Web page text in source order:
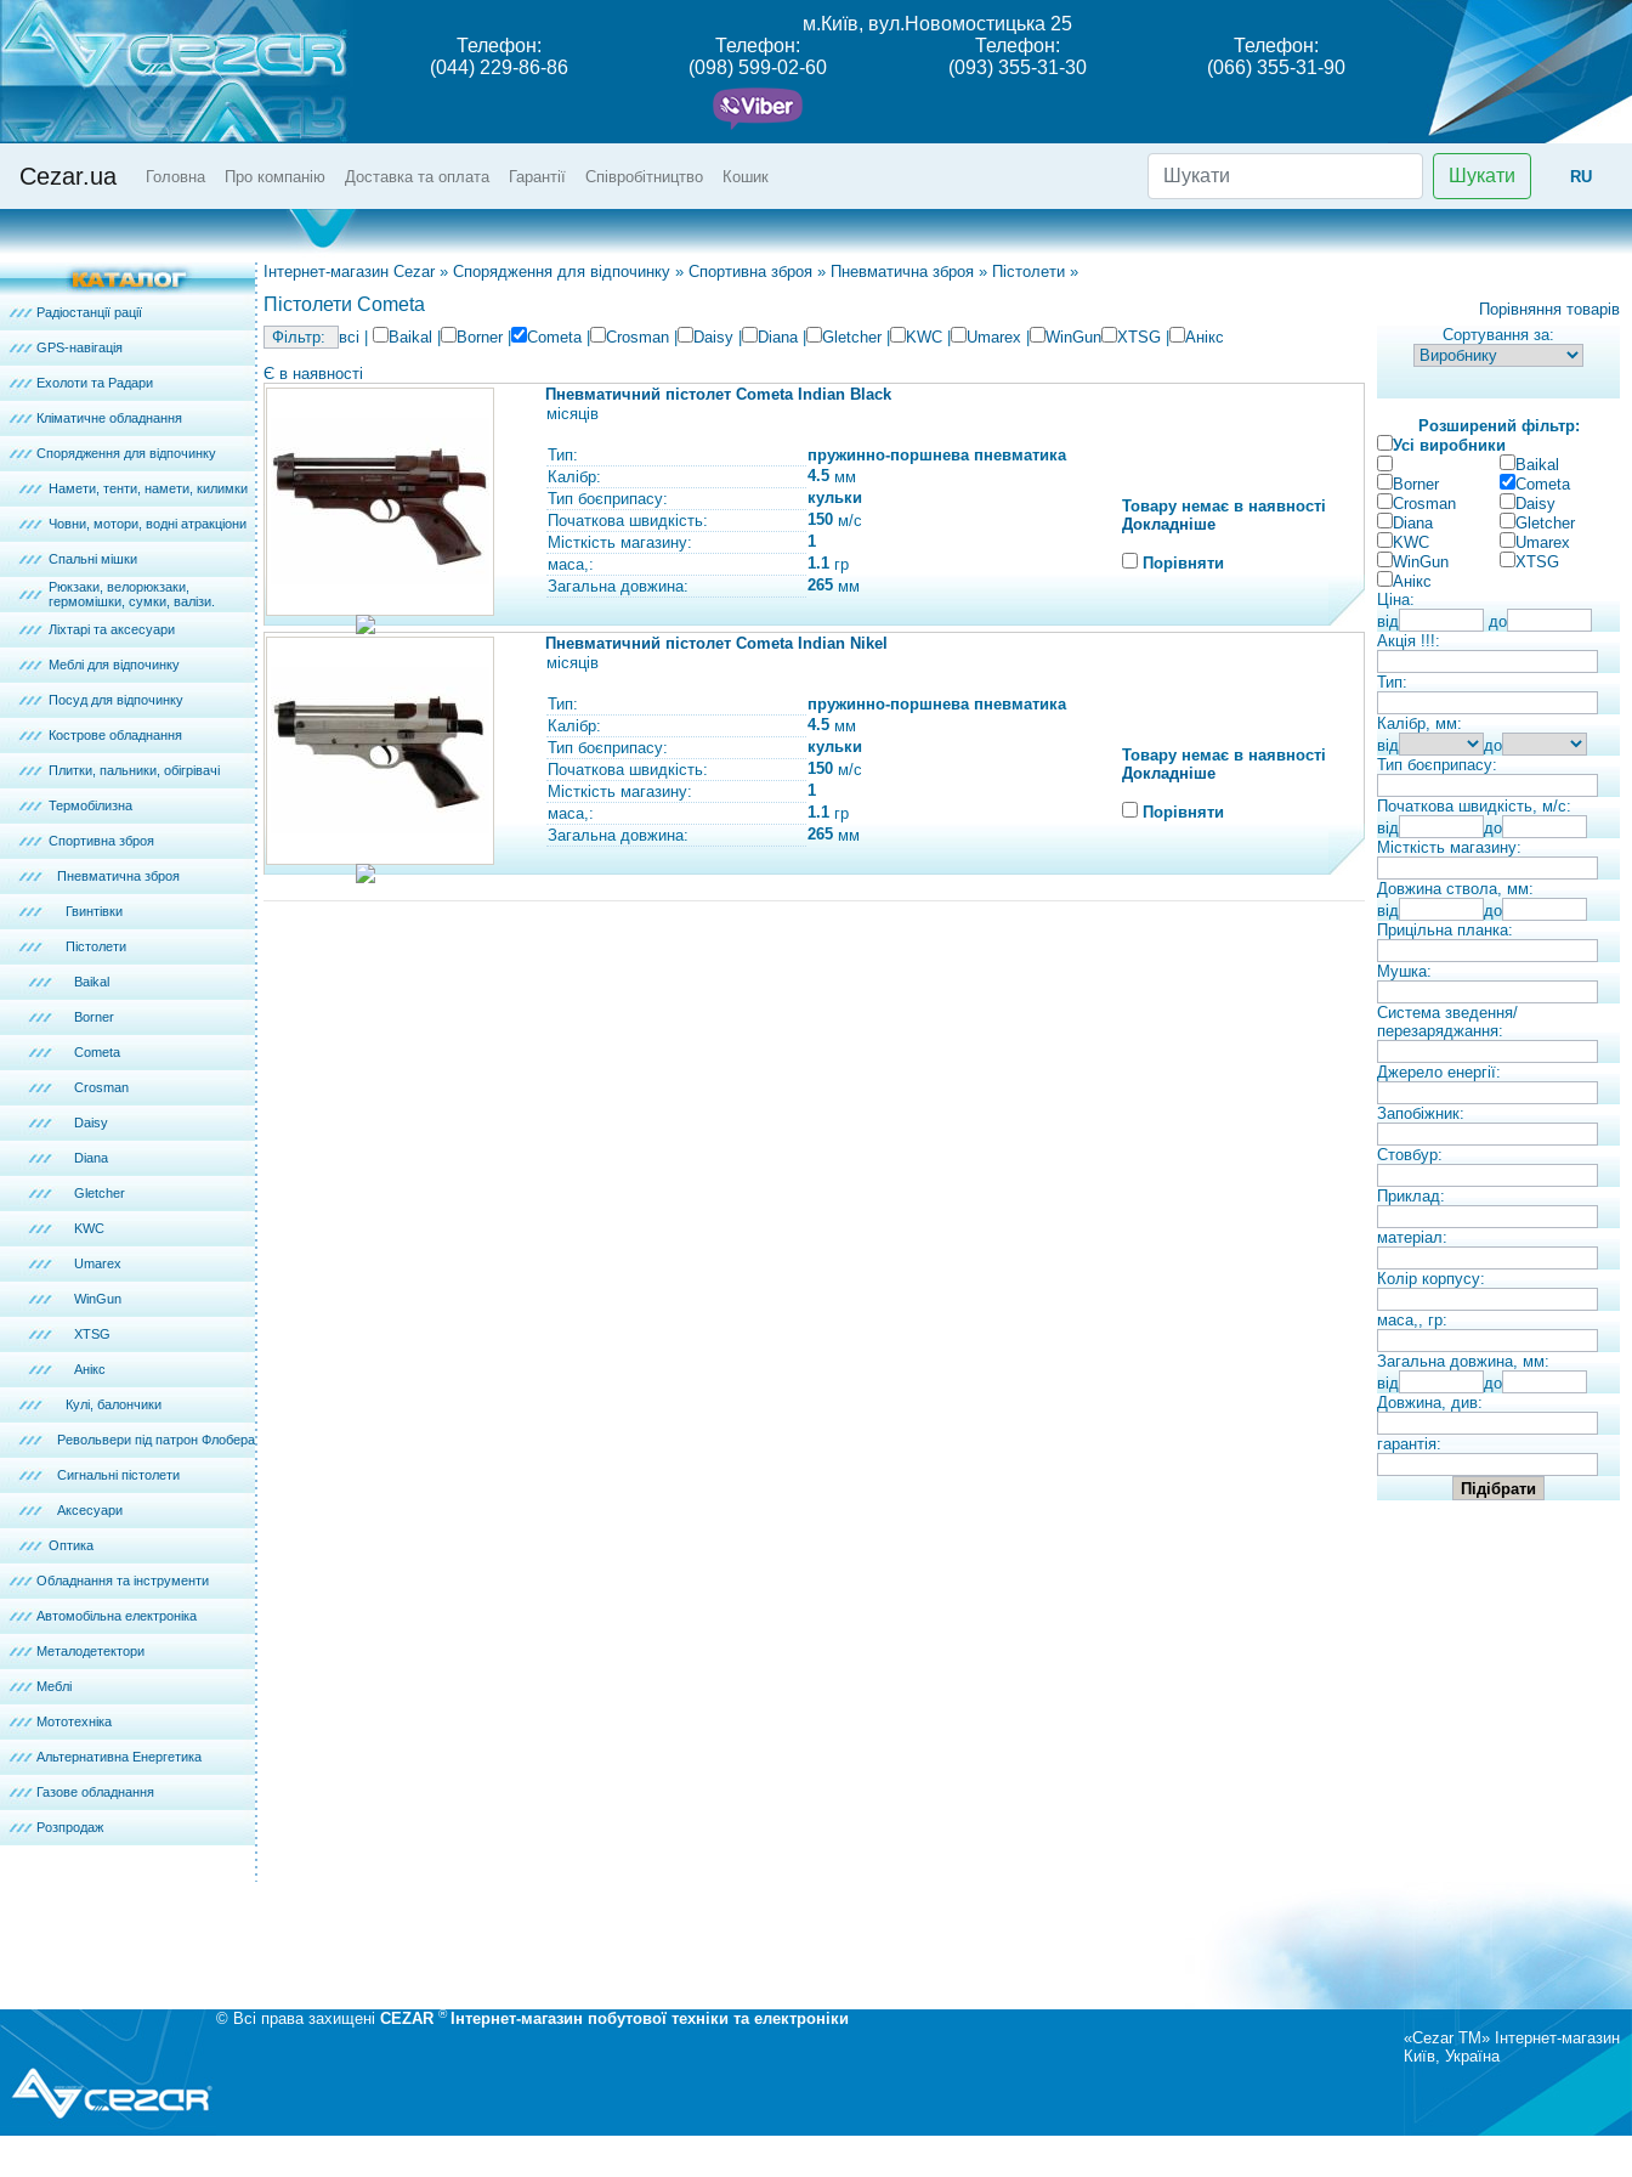
м.Київ, вул.Новомостицька 25
Телефон:
(044) 229-86-86
Телефон:
(098) 599-02-60
Телефон:
(093) 355-31-30
Телефон:
(066) 355-31-90
Cezar.ua Головна Про компанію Доставка та оплата Гарантії Співробітництво Кошик Шукати RU
Радіостанції рації
GPS-навігація
Ехолоти та Радари
Кліматичне обладнання
Спорядження для відпочинку
Намети, тенти, намети, килимки
Човни, мотори, водні атракціони
Спальні мішки
Рюкзаки, велорюкзаки,
гермомішки, сумки, валізи.
Ліхтарі та аксесуари
Меблі для відпочинку
Посуд для відпочинку
Кострове обладнання
Плитки, пальники, обігрівачі
Термобілизна
Спортивна зброя
Пневматична зброя
Гвинтівки
Пістолети
Baikal
Borner
Cometa
Crosman
Daisy
Diana
Gletcher
KWC
Umarex
WinGun
XTSG
Анікс
Кулі, балончики
Револьвери під патрон Флобера
Сигнальні пістолети
Аксесуари
Оптика
Обладнання та інструменти
Автомобільна електроніка
Металодетектори
Меблі
Мототехніка
Альтернативна Енергетика
Газове обладнання
Розпродаж
Інтернет-магазин Cezar » Спорядження для відпочинку » Спортивна зброя » Пневматична зброя » Пістолети »
Пістолети Cometa
Порівняння товарів
всі
Baikal Borner| Cometa| Crosman Daisy Diana| Gletcher| KWC Umarex WinGun XTSG
Анікс
Є в наявності
Пневматичний пістолет Cometa Indian Black
місяців
Тип:
пружинно-поршнева пневматика
Калібр:
4.5 мм
Тип боєприпасу:
кульки
Початкова швидкість:
150 м/с
Місткість магазину:
1
маса,:
1.1 гр
Загальна довжина:
265 мм
Товару немає в наявності
Докладніше
Порівняти
Пневматичний пістолет Cometa Indian Nikel
місяців
Тип:
пружинно-поршнева пневматика
Калібр:
4.5 мм
Тип боєприпасу:
кульки
Початкова швидкість:
150 м/с
Місткість магазину:
1
маса,:
1.1 гр
Загальна довжина:
265 мм
Товару немає в наявності
Докладніше
Порівняти
Сортування за:
Розширений фільтр:
Усі виробники
Baikal
Borner
Cometa
Crosman
Daisy
Diana
Gletcher
KWC
Umarex
WinGun
XTSG
Анікс
Ціна:
від
до
Акція !!!:
Тип:
Калібр, мм:
від
до
Тип боєприпасу:
Початкова швидкість, м/с:
від
до
Місткість магазину:
Довжина ствола, мм:
від
до
Прицільна планка:
Мушка:
Система зведення/
перезаряджання:
Джерело енергії:
Запобіжник:
Стовбур:
Приклад:
матеріал:
Колір корпусу:
маса,, гр:
Загальна довжина, мм:
від
до
Довжина, див:
гарантія:
© Всі права захищені CEZAR ® Інтернет-магазин побутової техніки та електроніки
«Cezar TM» Інтернет-магазин
Київ, Україна